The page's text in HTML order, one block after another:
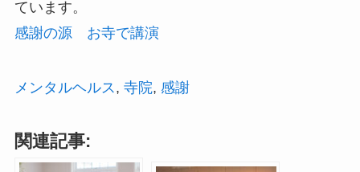
ています。
感謝の源 お寺で講演
メンタルヘルス , 寺院, 感謝
関連記事: